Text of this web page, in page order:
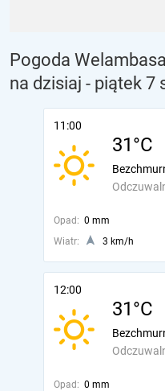
Pogoda
na dzisiaj - piątek 7
11:00
31°C
Opad: 0 mm
Wiatr:
3 km/h
12:00
31°C
Opad: 0 mm